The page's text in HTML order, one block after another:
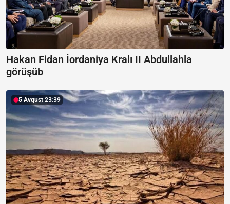
Hakan Fidan İordaniya Kralı II Abdullahla
görüşüb
5 Avqust 23:39